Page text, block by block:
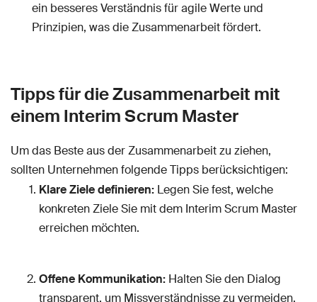
ein besseres Verständnis für agile Werte und
Prinzipien, was die Zusammenarbeit fördert.
Tipps für die Zusammenarbeit mit
einem Interim Scrum Master
Um das Beste aus der Zusammenarbeit zu ziehen,
sollten Unternehmen folgende Tipps berücksichtigen:
Klare Ziele definieren: Legen Sie fest, welche
konkreten Ziele Sie mit dem Interim Scrum Master
erreichen möchten.
Offene Kommunikation: Halten Sie den Dialog
transparent, um Missverständnisse zu vermeiden.